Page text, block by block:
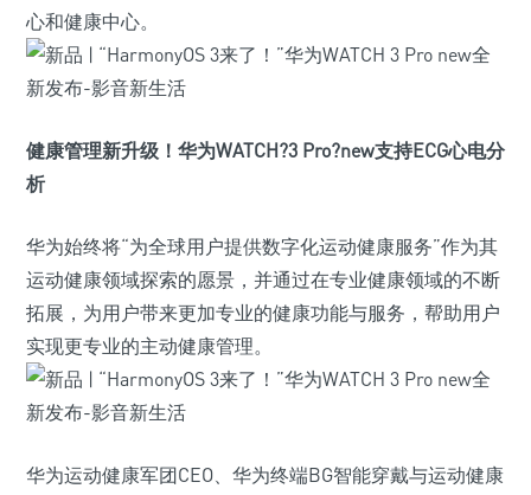
心和健康中心。
健康管理新升级！华为WATCH?3 Pro?new支持ECG心电分
析
华为始终将“为全球用户提供数字化运动健康服务”作为其
运动健康领域探索的愿景，并通过在专业健康领域的不断
拓展，为用户带来更加专业的健康功能与服务，帮助用户
实现更专业的主动健康管理。
华为运动健康军团CEO、华为终端BG智能穿戴与运动健康